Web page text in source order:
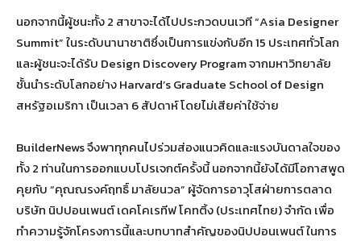
นอกจากนี้ผู้ชนะทั้ง 2 สาขาจะได้ไปประกวดบนเวที “Asia Designer
Summit” ในระดับนานาชาติซึ่งเป็นการแข่งกับอีก 15 ประเทศทั่วโลก
และผู้ชนะจะได้รับ Design Discovery Program จากมหาวิทยาลัย
ชั้นนำระดับโลกอย่าง Harvard’s Graduate School of Design
สหรัฐอเมริกา เป็นเวลา 6 สัปดาห์ โดยไม่เสียค่าใช้จ่าย
BuilderNews จึงพาทุกคนไปร่วมส่องแนวคิดและแรงบันดาลใจของ
ทั้ง 2 ท่านในการออกแบบโปรเจกต์ครั้งนี้ นอกจากนี้ยังได้มีโอกาสพูด
คุยกับ “คุณณรงค์ฤทธิ์ มาลัยนวล” ผู้จัดการอาวุโสฝ่ายการตลาด
บริษัท นิปปอนเพนต์ เดคโคเรทีฟ โคทติ้ง (ประเทศไทย) จำกัด เพื่อ
ทำความรู้จักโครงการนี้และบทบาทสำคัญของนิปปอนเพนต์ ในการ